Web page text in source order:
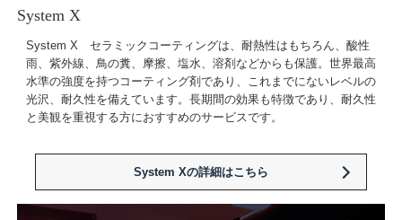
System X
System X セラミックコーティングは、耐熱性はもちろん、酸性
雨、紫外線、鳥の糞、摩擦、塩水、溶剤などからも保護。世界最高
水準の強度を持つコーティング剤であり、これまでにないレベルの
光沢、耐久性を備えています。長期間の効果も特徴であり、耐久性
と美観を重視する方におすすめのサービスです。
System Xの詳細はこちら